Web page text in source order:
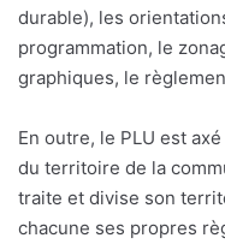
durable), les
programmation, le
graphiques, le
En outre, le PLU est
du territoire de la
traite et divise son
chacune ses propres